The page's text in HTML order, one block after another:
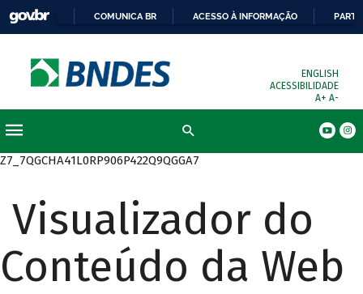
COMUNICA BR ACESSO À INFORMAÇÃO
ENGLISH
ACESSIBILIDADE
A+ A-
Z7_7QGCHA41L0RP906P422Q9QGGA7
Visualizador do
Conteúdo da Web